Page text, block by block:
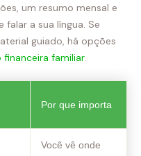
um resumo mensal e
a sua língua. Se
guiado, há opções
familiar.
Por que importa
Você vê onde